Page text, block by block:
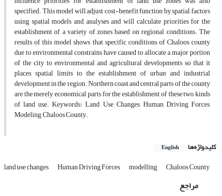
specified. This model will adjust cost-benefit function by spatial factors
using spatial models and analyses and will calculate priorities for the
establishment of a variety of zones based on regional conditions. The
results of this model shows that specific conditions of Chaloos county
due to environmental constrains have caused to allocate a major portion
of the city to environmental and agricultural developments so that it
places spatial limits to the establishment of urban and industrial
development in the region. Northern coast and central parts of the county
are the merely economical parts for the establishment of these two kinds
of land use. Keywords: Land Use Changes, Human Driving Forces,
Modeling, Chaloos County.
کلیدواژه‌ها English
land use changes Human Driving Forces modelling Chaloos County
مراجع